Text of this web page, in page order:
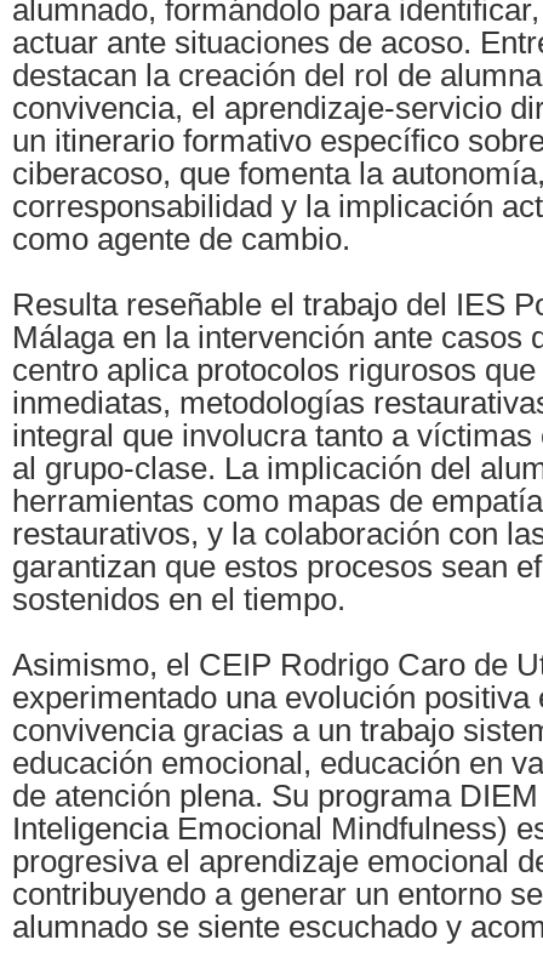
alumnado, formándolo para
actuar ante situaciones de acoso.
destacan la creación del rol de
convivencia, el aprendizaje-servicio
un itinerario formativo específico
ciberacoso, que fomenta la
corresponsabilidad y la implicación
como agente de cambio.
Resulta reseñable el trabajo del IES
Málaga en la intervención ante casos
centro aplica protocolos rigurosos
inmediatas, metodologías
integral que involucra tanto a
al grupo-clase. La implicación del
herramientas como mapas de
restaurativos, y la colaboración con
garantizan que estos procesos sean
sostenidos en el tiempo.
Asimismo, el CEIP Rodrigo Caro de
experimentado una evolución positiva
convivencia gracias a un trabajo
educación emocional, educación en
de atención plena. Su programa
Inteligencia Emocional Mindfulness)
progresiva el aprendizaje emocional
contribuyendo a generar un entorno
alumnado se siente escuchado y